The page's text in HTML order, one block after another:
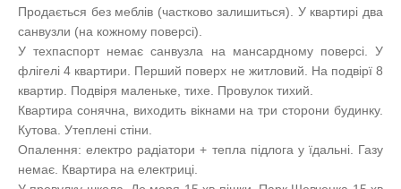
Продається без меблів (частково залишиться). У квартирі два
санвузли (на кожному поверсі).
У техпаспорт немає санвузла на мансардному поверсі. У
флігелі 4 квартири. Перший поверх не житловий. На подвірї 8
квартир. Подвіря маленьке, тихе. Провулок тихий.
Квартира сонячна, виходить вікнами на три сторони будинку.
Кутова. Утеплені стіни.
Опалення: електро радіатори + тепла підлога у їдальні. Газу
немає. Квартира на електриці.